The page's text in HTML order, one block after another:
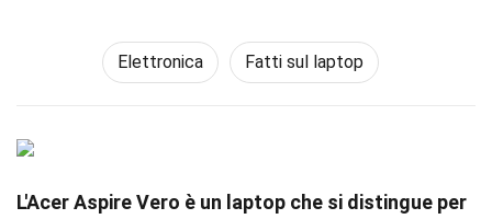
Elettronica Fatti sul laptop
L'Acer Aspire Vero è un laptop che si distingue per